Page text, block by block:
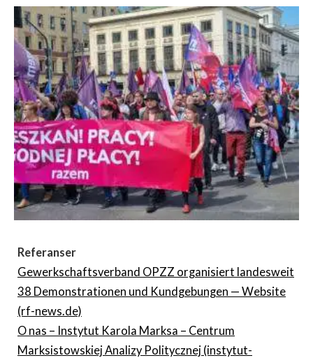
Referanser
Gewerkschaftsverband OPZZ organisiert landesweit
38 Demonstrationen und Kundgebungen — Website
(rf-news.de)
O nas – Instytut Karola Marksa – Centrum
Marksistowskiej Analizy Politycznej (instytut-